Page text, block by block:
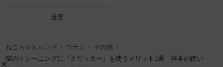
漫画
ねこちゃんホンポ コラム
その他
猫のトレーニングに『クリッカー』を使うメリット3選 基本の使い